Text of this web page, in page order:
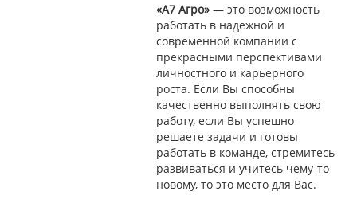
«А7 Агро» — это возможность
работать в надежной и
современной компании с
прекрасными перспективами
личностного и карьерного
роста. Если Вы способны
качественно выполнять свою
работу, если Вы успешно
решаете задачи и готовы
работать в команде, стремитесь
развиваться и учитесь чему-то
новому, то это место для Вас.